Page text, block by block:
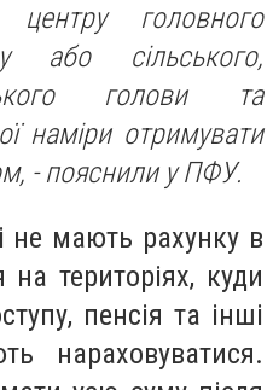
центру головного
або сільського,
голови та
наміри отримувати
- пояснили у ПФУ.
не мають рахунку в
територіях, куди
пенсія та інші
нараховуватися.